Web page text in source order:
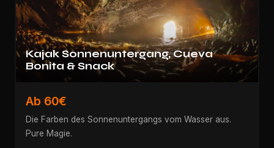
Kajak Sonnenuntergang, Cueva
Bonita & Snack
Ab 60€
Die Farben des Sonnenuntergangs vom Wasser aus.
Pure Magie.